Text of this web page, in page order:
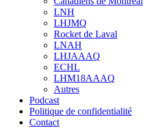
sub
menu
LNH
LHJMQ
Rocket de Laval
LNAH
LHJAAAQ
ECHL
LHM18AAAQ
Autres
Podcast
Politique de confidentialité
Contact